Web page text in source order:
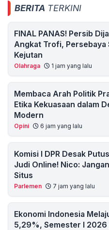
BERITA TERKINI
FINAL PANAS! Persib
Angkat Trofi, Persebaya
Kejutan
Olahraga 1 jam yang lalu
Membaca Arah Politik
Etika Kekuasaan dalam
Modern
Opini 6 jam yang lalu
Komisi I DPR Desak
Judi Online! Nico:
Situs
Parlemen 7 jam yang lalu
Ekonomi Indonesia
5,29%, Semester I 2026